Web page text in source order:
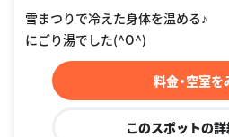
雪まつりで冷えた身体を温める♪
にごり湯でした(^O^)
料金・空室を
このスポットの